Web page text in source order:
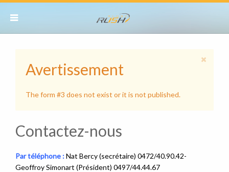
Avertissement
The form #3 does not exist or it is not published.
Contactez-nous
Par téléphone :Nat Bercy (secrétaire) 0472/40.90.42-
Geoffroy Simonart (Président) 0497/44.44.67